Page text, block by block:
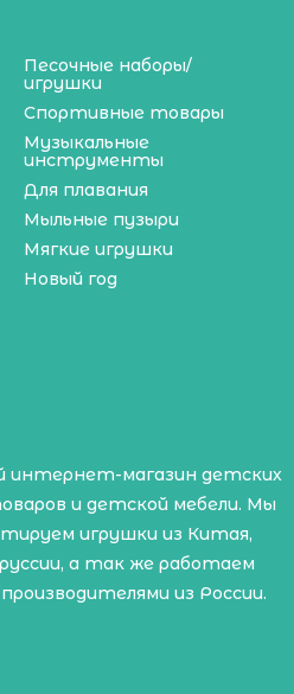
Песочные наборы/
игрушки
Спортивные товары
Музыкальные
инструменты
Для плавания
Мыльные пузыри
Мягкие игрушки
Новый год
интернет-магазин детских
и детской мебели. Мы
игрушки из Китая,
а так же работаем
из России.